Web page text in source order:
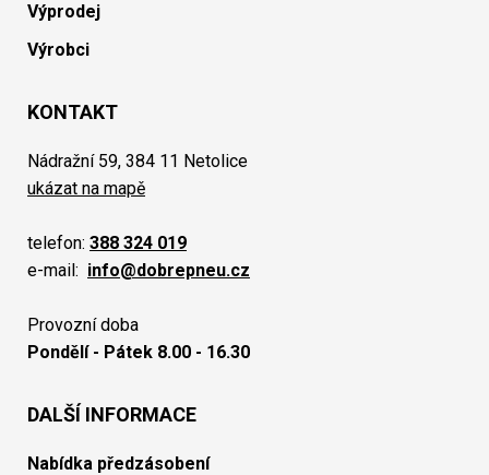
Výprodej
Výrobci
KONTAKT
Nádražní 59, 384 11 Netolice
ukázat na mapě
telefon: 388 324 019
e-mail: info@dobrepneu.cz
Provozní doba
Pondělí - Pátek 8.00 - 16.30
DALŠÍ INFORMACE
Nabídka předzásobení